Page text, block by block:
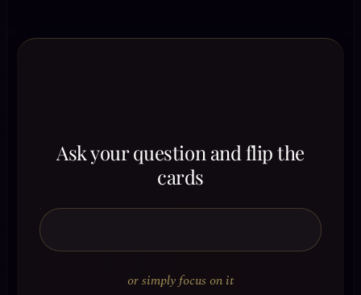
Ask your question and flip the
cards
or simply focus on it